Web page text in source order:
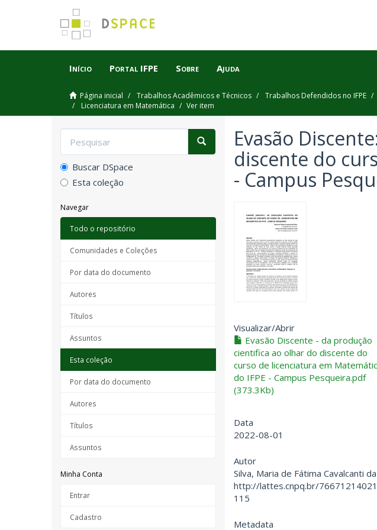
Início Portal IFPE Sobre Ajuda
Página inicial Trabalhos Acadêmicos e Técnicos Trabalhos Defendidos no IFPE
Licenciatura em Matemática
Ver item
Buscar DSpace
Esta coleção
Navegar
Todo o repositório
Comunidades e Coleções
Por data do documento
Autores
Títulos
Assuntos
Esta coleção
Por data do documento
Autores
Títulos
Assuntos
Minha Conta
Entrar
Cadastro
Evasão
discente do
- Campus
Visualizar/Abrir
Evasão Discente - da produção
cientifica ao olhar do discente do
curso de licenciatura em
do IFPE - Campus Pesqueira.pdf
(373.3Kb)
Data
2022-08-01
Autor
Silva, Maria de Fátima Cavalcanti da
http://lattes.cnpq.br/
115
Metadata